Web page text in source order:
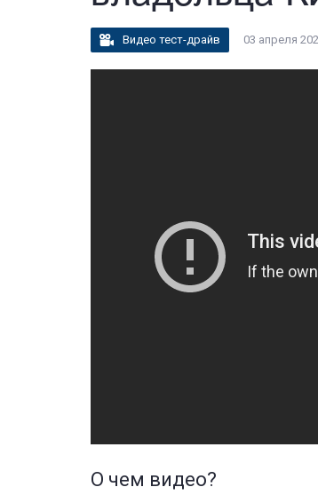
Видео тест-драйв 03 апреля
О чем видео?